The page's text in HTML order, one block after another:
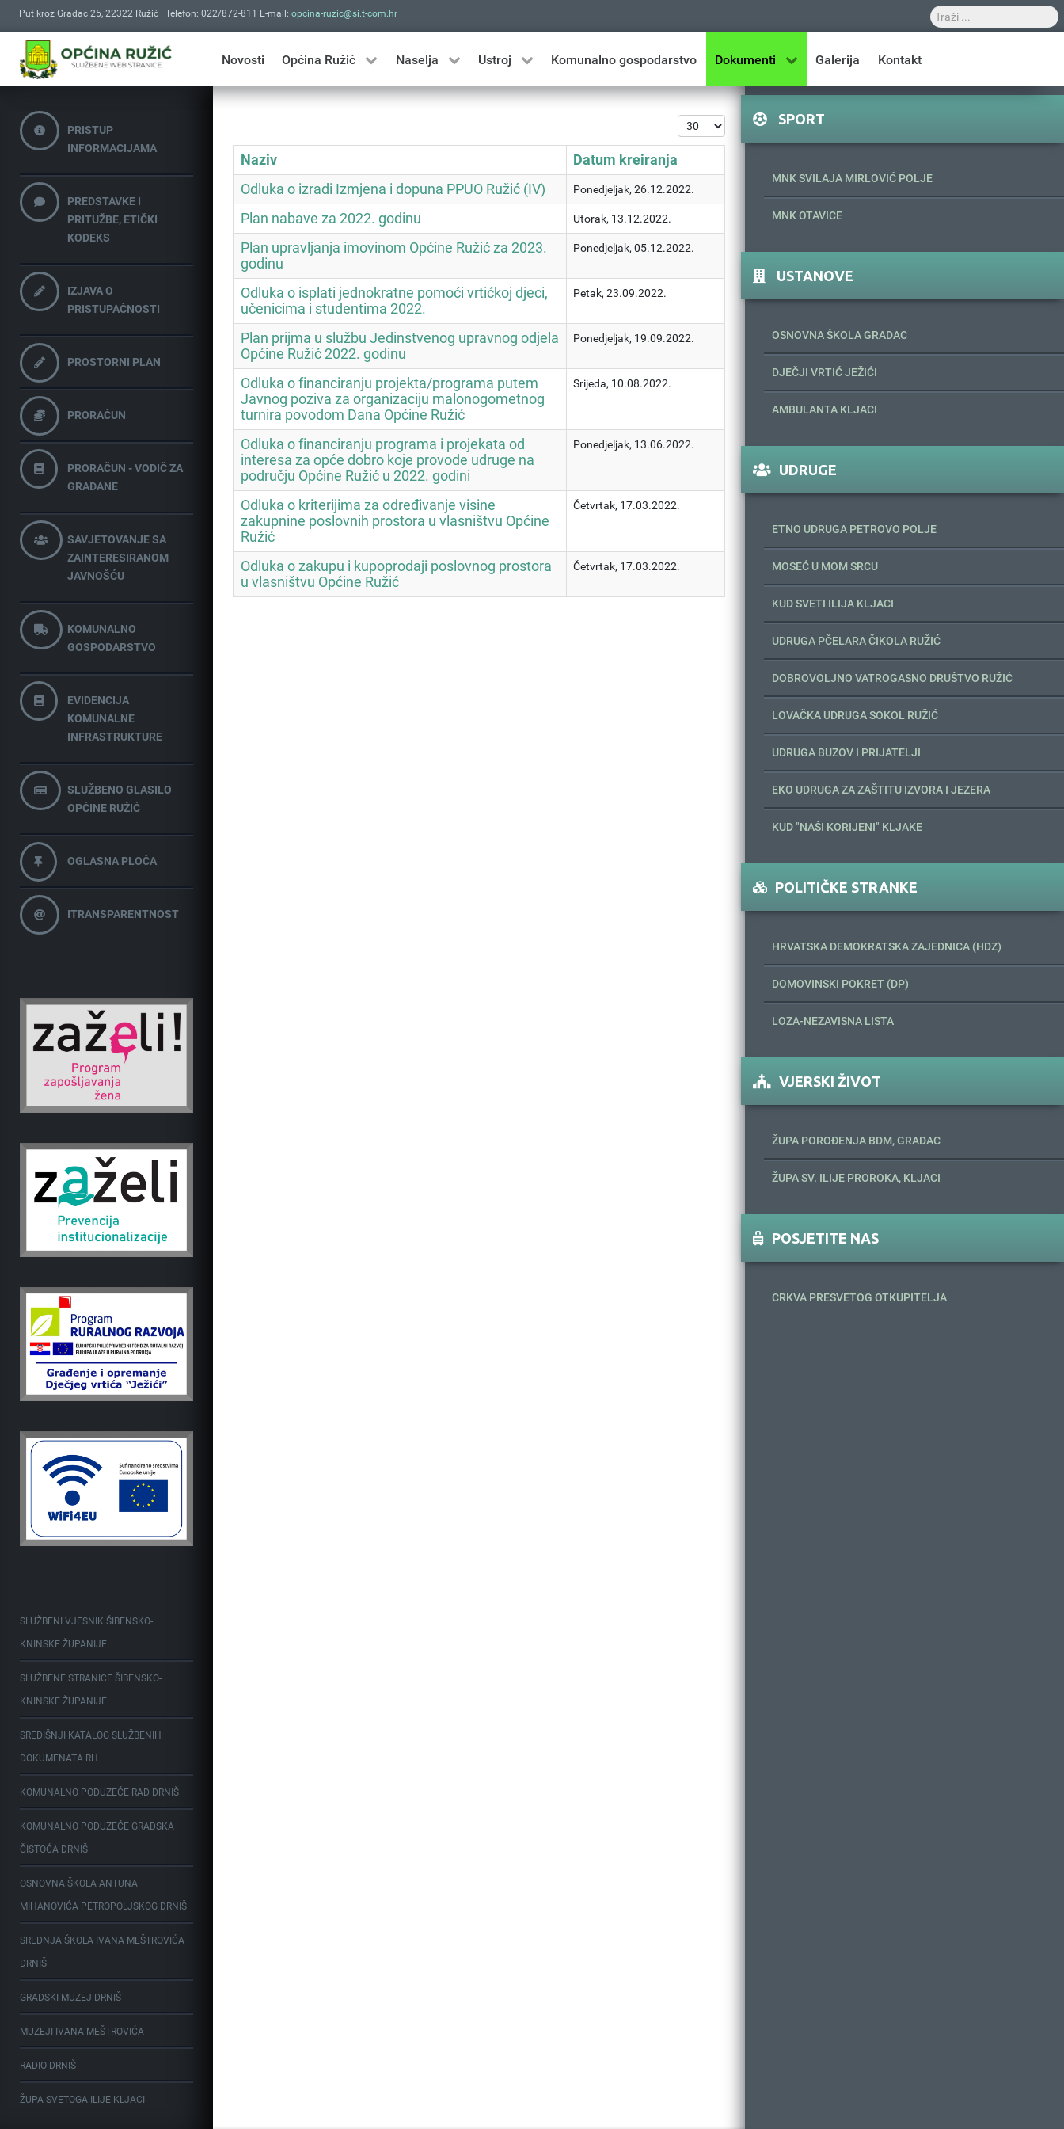
Put kroz Gradac 25, 22322 Ružić | Telefon: 022/872-811 E-mail: opcina-ruzic@si.t-com.hr
Novosti Općina Ružić Naselja Ustroj Komunalno gospodarstvo Dokumenti Galerija Kontakt
PRISTUP
INFORMACIJAMA
PREDSTAVKE I
PRITUŽBE, ETIČKI
KODEKS
IZJAVA O
PRISTUPAČNOSTI
PROSTORNI PLAN
PRORAČUN
PRORAČUN - VODIČ ZA
GRAĐANE
SAVJETOVANJE SA
ZAINTERESIRANOM
JAVNOŠĆU
KOMUNALNO
GOSPODARSTVO
EVIDENCIJA
KOMUNALNE
INFRASTRUKTURE
SLUŽBENO GLASILO
OPĆINE RUŽIĆ
OGLASNA PLOČA
ITRANSPARENTNOST
SLUŽBENI VJESNIK ŠIBENSKO-
KNINSKE ŽUPANIJE
SLUŽBENE STRANICE ŠIBENSKO-
KNINSKE ŽUPANIJE
SREDIŠNJI KATALOG SLUŽBENIH
DOKUMENATA RH
KOMUNALNO PODUZEĆE RAD DRNIŠ
KOMUNALNO PODUZEĆE GRADSKA
ČISTOĆA DRNIŠ
OSNOVNA ŠKOLA ANTUNA
MIHANOVIĆA PETROPOLJSKOG DRNIŠ
SREDNJA ŠKOLA IVANA MEŠTROVIĆA
DRNIŠ
GRADSKI MUZEJ DRNIŠ
MUZEJI IVANA MEŠTROVIĆA
RADIO DRNIŠ
ŽUPA SVETOGA ILIJE KLJACI
Prikaz #
Naziv
Datum kreiranja
Odluka o izradi Izmjena i dopuna PPUO Ružić (IV)
Ponedjeljak, 26.12.2022.
Plan nabave za 2022. godinu Utorak, 13.12.2022.
Plan upravljanja imovinom Općine Ružić za 2023.
godinu
Ponedjeljak, 05.12.2022.
Odluka o isplati jednokratne pomoći vrtićkoj djeci,
učenicima i studentima 2022.
Petak, 23.09.2022.
Plan prijma u službu Jedinstvenog upravnog odjela
Općine Ružić 2022. godinu
Ponedjeljak, 19.09.2022.
Odluka o financiranju projekta/programa putem
Javnog poziva za organizaciju malonogometnog
turnira povodom Dana Općine Ružić
Srijeda, 10.08.2022.
Odluka o financiranju programa i projekata od
interesa za opće dobro koje provode udruge na
području Općine Ružić u 2022. godini
Ponedjeljak, 13.06.2022.
Odluka o kriterijima za određivanje visine
zakupnine poslovnih prostora u vlasništvu Općine
Ružić
Četvrtak, 17.03.2022.
Odluka o zakupu i kupoprodaji poslovnog prostora
u vlasništvu Općine Ružić
Četvrtak, 17.03.2022.
SPORT
MNK SVILAJA MIRLOVIĆ POLJE
MNK OTAVICE
USTANOVE
OSNOVNA ŠKOLA GRADAC
DJEČJI VRTIĆ JEŽIĆI
AMBULANTA KLJACI
UDRUGE
ETNO UDRUGA PETROVO POLJE
MOSEĆ U MOM SRCU
KUD SVETI ILIJA KLJACI
UDRUGA PČELARA ČIKOLA RUŽIĆ
DOBROVOLJNO VATROGASNO DRUŠTVO RUŽIĆ
LOVAČKA UDRUGA SOKOL RUŽIĆ
UDRUGA BUZOV I PRIJATELJI
EKO UDRUGA ZA ZAŠTITU IZVORA I JEZERA
KUD "NAŠI KORIJENI" KLJAKE
POLITIČKE STRANKE
HRVATSKA DEMOKRATSKA ZAJEDNICA (HDZ)
DOMOVINSKI POKRET (DP)
LOZA-NEZAVISNA LISTA
VJERSKI ŽIVOT
ŽUPA POROĐENJA BDM, GRADAC
ŽUPA SV. ILIJE PROROKA, KLJACI
POSJETITE NAS
CRKVA PRESVETOG OTKUPITELJA